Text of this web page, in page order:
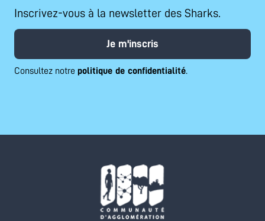
Inscrivez-vous à la newsletter des Sharks.
Je m'inscris
Consultez notre politique de confidentialité.